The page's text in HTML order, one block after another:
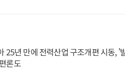
25년 만에 전력산업 구조개편 시동, '
론도